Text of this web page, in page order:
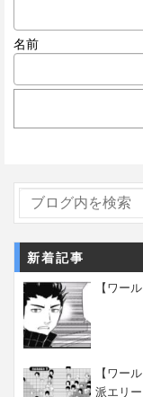
名前
新着記事
【ワー
【ワー
派エリ